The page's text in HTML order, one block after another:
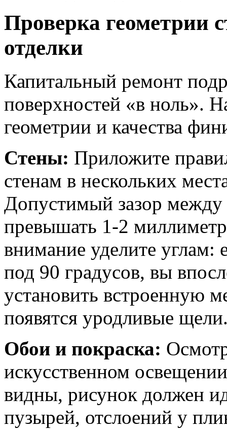
Проверка геометрии
отделки
Капитальный ремонт
поверхностей «в ноль».
геометрии и качества
Стены: Приложите
стенам в нескольких
Допустимый зазор
превышать 1-2
внимание уделите углам:
под 90 градусов, вы
установить встроенную
появятся уродливые
Обои и покраска:
искусственном
видны, рисунок должен
пузырей, отслоений у